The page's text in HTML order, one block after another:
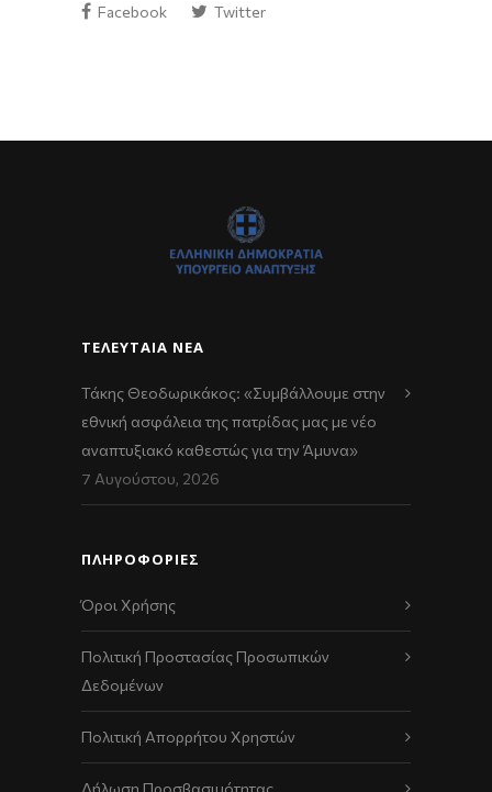
Facebook Twitter
ΤΕΛΕΥΤΑΊΑ ΝΈΑ
Τάκης Θεοδωρικάκος: «Συμβάλλουμε στην
εθνική ασφάλεια της πατρίδας μας με νέο
αναπτυξιακό καθεστώς για την Άμυνα»
7 Αυγούστου, 2026
ΠΛΗΡΟΦΟΡΙΕΣ
Όροι Χρήσης
Πολιτική Προστασίας Προσωπικών
Δεδομένων
Πολιτική Απορρήτου Χρηστών
Δήλωση Προσβασιμότητας